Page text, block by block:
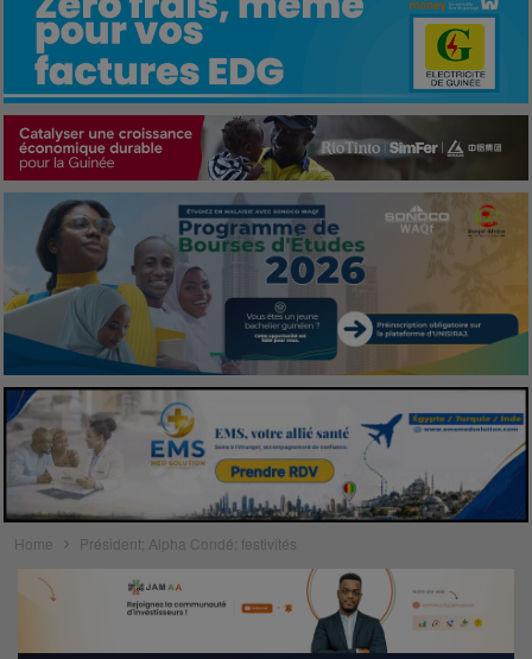
Home Président; Alpha Condé; festivités